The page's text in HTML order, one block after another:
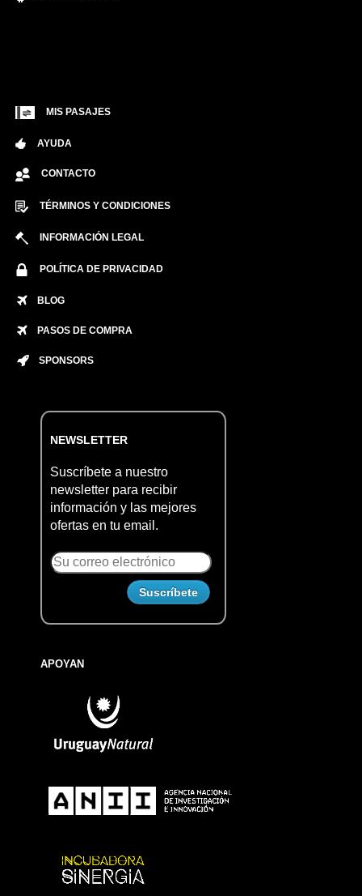
MIS PASAJES
AYUDA
CONTACTO
TÉRMINOS Y CONDICIONES
INFORMACIÓN LEGAL
POLÍTICA DE PRIVACIDAD
BLOG
PASOS DE COMPRA
SPONSORS
NEWSLETTER
Suscríbete a nuestro
newsletter para recibir
información y las mejores
ofertas en tu email.
APOYAN